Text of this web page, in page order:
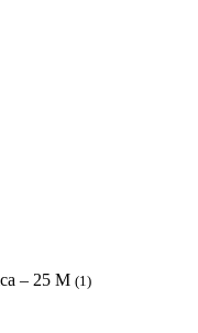
– 25 M (1)